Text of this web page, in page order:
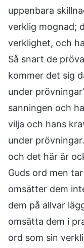
uppenbara
verklig mognad;
verklighet, och
Så snart de
kommer det sig
under
sanningen och
vilja och hans
under
och det här är
Guds ord men
omsätter dem
dem på allvar
omsätta dem i
ord som sin